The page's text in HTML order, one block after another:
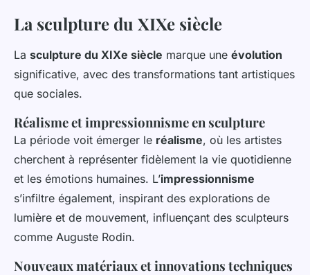
La sculpture du XIXe siècle
La sculpture du XIXe siècle marque une évolution
significative, avec des transformations tant artistiques
que sociales.
Réalisme et impressionnisme en sculpture
La période voit émerger le réalisme, où les artistes
cherchent à représenter fidèlement la vie quotidienne
et les émotions humaines. L’impressionnisme
s’infiltre également, inspirant des explorations de
lumière et de mouvement, influençant des sculpteurs
comme Auguste Rodin.
Nouveaux matériaux et innovations techniques